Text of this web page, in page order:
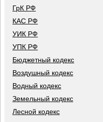
ГрК РФ
КАС РФ
УИК РФ
УПК РФ
Бюджетный кодекс
Воздушный кодекс
Водный кодекс
Земельный кодекс
Лесной кодекс